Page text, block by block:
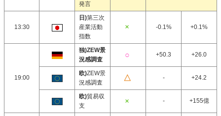
発言
13:30
日)第三次
産業活動
指数
-0.1% +0.1%
19:00
独)ZEW景
況感調査
+50.3 +26.0
欧)ZEW景
況感調査
- +24.2
欧)貿易収
支
- +155億